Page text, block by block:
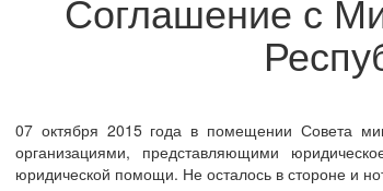
Соглашение с
07 октября 2015 года в помещении Совета
организациями, представляющими
юридической помощи. Не осталось в стороне и